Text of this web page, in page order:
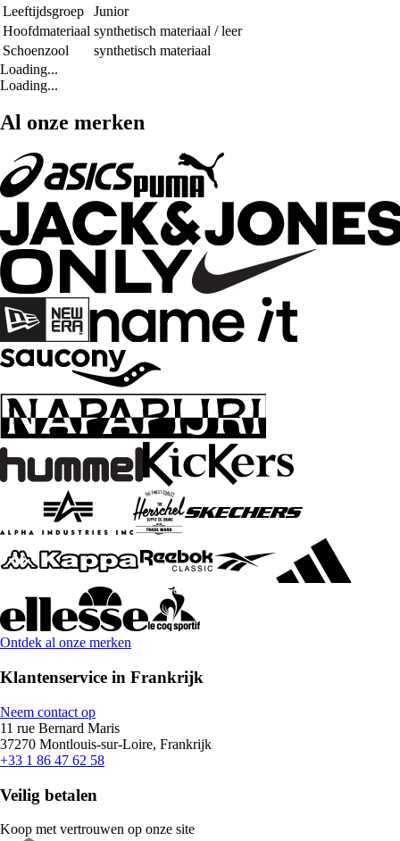
Leeftijdsgroep
Junior
Hoofdmateriaal synthetisch materiaal / leer
Schoenzool
synthetisch materiaal
Loading...
Loading...
Al onze merken
Ontdek al onze merken
Klantenservice in Frankrijk
Neem contact op
11 rue Bernard Maris
37270 Montlouis-sur-Loire, Frankrijk
+33 1 86 47 62 58
Veilig betalen
Koop met vertrouwen op onze site